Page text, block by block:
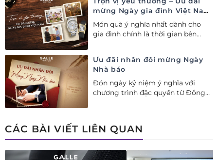
mừng Ngày gia đình Việt Nam
28/06
Món quà ý nghĩa nhất dành cho
gia đình chính là thời gian bên
Gia đình Việt Nam.
Ưu đãi nhân đôi mừng Ngày
Nhà báo
Đón ngày kỷ niệm ý nghĩa với
chương trình đặc quyền từ Đồng
CÁC BÀI VIẾT LIÊN QUAN